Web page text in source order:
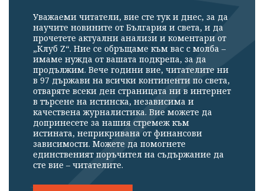
Уважаеми читатели, вие сте тук и днес, за да
научите новините от България и света, и да
прочетете актуални анализи и коментари от
„Клуб Z“. Ние се обръщаме към вас с молба –
имаме нужда от вашата подкрепа, за да
продължим. Вече години вие, читателите ни
в 97 държави на всички континенти по света,
отваряте всеки ден страницата ни в интернет
в търсене на истинска, независима и
качествена журналистика. Вие можете да
допринесете за нашия стремеж към
истината, неприкривана от финансови
зависимости. Можете да помогнете
единственият поръчител на съдържание да
сте вие – читателите.